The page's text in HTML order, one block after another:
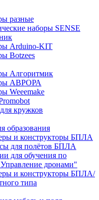
разные
наборы SENSE
Arduino-KIT
Botzees
Алгоритмик
АВРОРА
Weeemake
кружков
образования
и конструкторы БПЛА
для полётов БПЛА
для обучения по
дронами"
и конструкторы БПЛА/
типа